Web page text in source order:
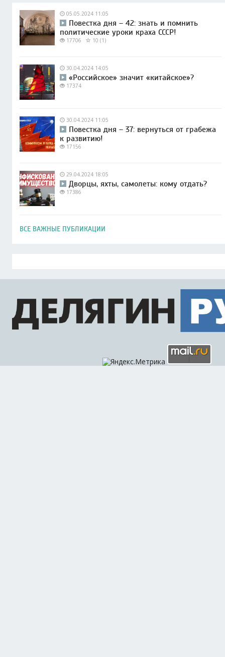
05.05.2024 11:05
Повестка дня – 42: знать и помнить
политические уроки краха СССР!
17706 10 (1)
30.04.2024 14:05
«Российское» значит «китайское»?
17374
30.04.2024 11:05
Повестка дня – 37: вернуться от грабежа
к развитию!
17156
29.04.2024 18:05
Дворцы, яхты, самолеты: кому отдать?
17386
ВСЕ ВАЖНЫЕ ПУБЛИКАЦИИ